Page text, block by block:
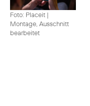
Foto: Placeit |
Montage, Ausschnitt
bearbeitet